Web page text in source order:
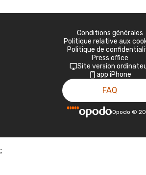
Conditions générales
Politique relative aux
Politique de
Press office
Site version
app iPhone
FAQ
Opodo ©
;